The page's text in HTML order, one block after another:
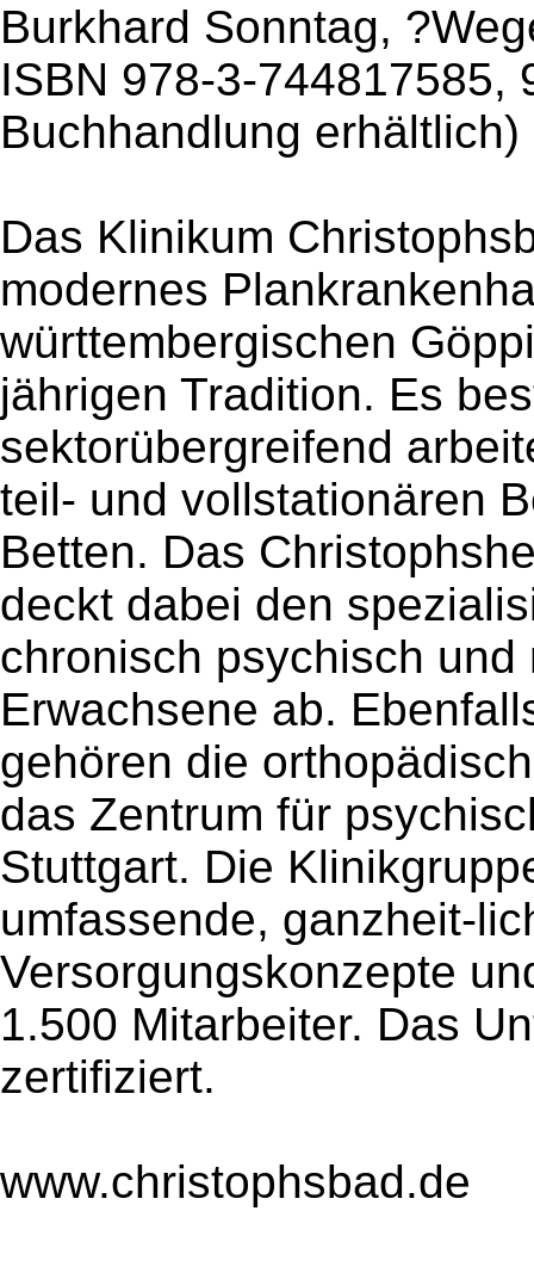
Burkhard Sonntag,
ISBN 978-3-744817585,
Buchhandlung erhältlich)
Das Klinikum
modernes
württembergischen
jährigen Tradition. Es
sektorübergreifend
teil- und vollstationären
Betten. Das
deckt dabei den
chronisch psychisch
Erwachsene ab.
gehören die
das Zentrum für
Stuttgart. Die
umfassende, ganzheit-
Versorgungskonzepte
1.500 Mitarbeiter. Das
zertifiziert.
www.christophsbad.de